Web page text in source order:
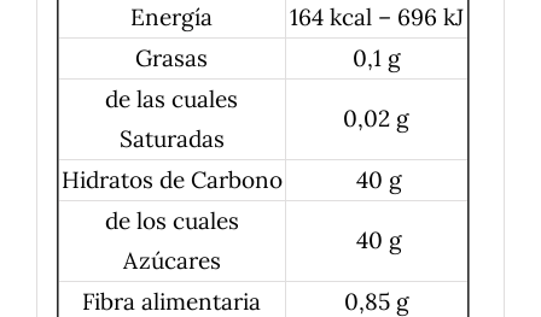
Energía
164 kcal – 696 kJ
Grasas
0,1 g
de las cuales
Saturadas
0,02 g
Hidratos de Carbono
40 g
de los cuales
Azúcares
40 g
Fibra alimentaria
0,85 g